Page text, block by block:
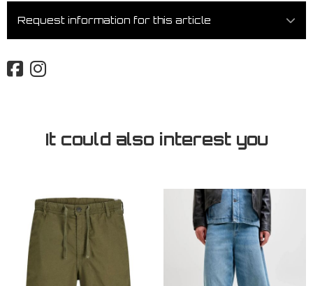
Request information for this article
It could also interest you